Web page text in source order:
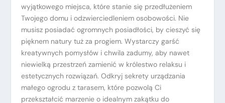
wyjątkowego miejsca, które stanie się przedłużeniem
Twojego domu i odzwierciedleniem osobowości. Nie
musisz posiadać ogromnych posiadłości, by cieszyć się
pięknem natury tuż za progiem. Wystarczy garść
kreatywnych pomysłów i chwila zadumy, aby nawet
niewielką przestrzeń zamienić w królestwo relaksu i
estetycznych rozwiązań. Odkryj sekrety urządzania
małego ogrodu z tarasem, które pozwolą Ci
przekształcić marzenie o idealnym zakątku do